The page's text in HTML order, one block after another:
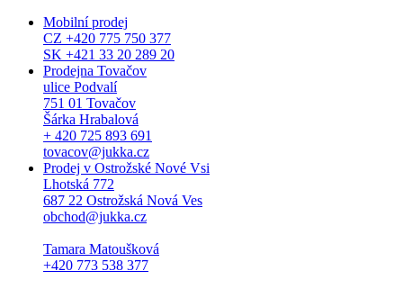
Mobilní prodej
CZ +420 775 750 377
SK +421 33 20 289 20
Prodejna Tovačov
ulice Podvalí
751 01 Tovačov
Šárka Hrabalová
+ 420 725 893 691
tovacov@jukka.cz
Prodej v Ostrožské Nové Vsi
Lhotská 772
687 22 Ostrožská Nová Ves
obchod@jukka.cz
Tamara Matoušková
+420 773 538 377